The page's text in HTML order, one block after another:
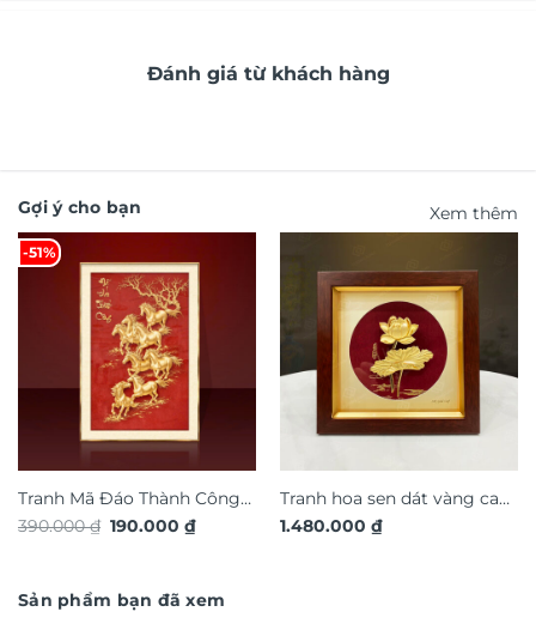
Đánh giá từ khách hàng
Gợi ý cho bạn Xem thêm
-51%
Tranh Mã Đáo Thành Công
TG4926S
390.000₫ Giá
190.000₫Giá
Tranh hoa sen dát vàng cao
cấp TDV20
1.480.000 ₫
Sản phẩm bạn đã xem